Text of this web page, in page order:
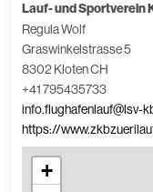
Lauf- und Sportverein
Regula Wolf
Graswinkelstrasse 5
8302 Kloten CH
+41 795435733
info.flughafenlauf@lsv-
https://
+